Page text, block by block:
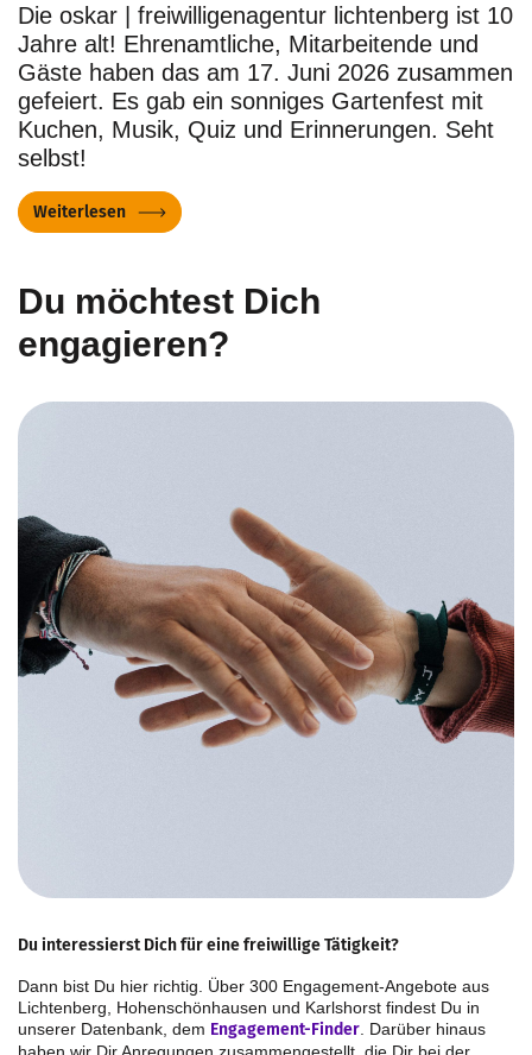
Die oskar | freiwilligenagentur lichtenberg ist 10
Jahre alt! Ehrenamtliche, Mitarbeitende und
Gäste haben das am 17. Juni 2026 zusammen
gefeiert. Es gab ein sonniges Gartenfest mit
Kuchen, Musik, Quiz und Erinnerungen. Seht
selbst!
Weiterlesen
Du möchtest Dich
engagieren?
Du interessierst Dich für eine freiwillige Tätigkeit?
Dann bist Du hier richtig. Über 300 Engagement-Angebote aus
Lichtenberg, Hohenschönhausen und Karlshorst findest Du in
unserer Datenbank, dem Engagement-Finder . Darüber hinaus